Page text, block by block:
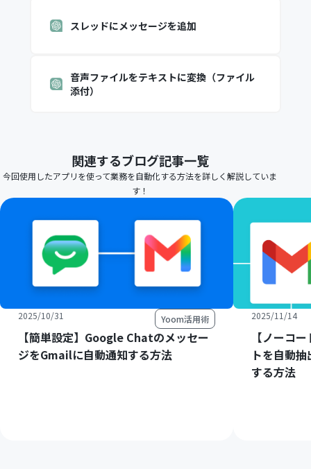
スレッドにメッセージを追加
音声ファイルをテキストに変換（ファイル
添付）
関連するブログ記事一覧
今回使用したアプリを使って業務を自動化する方法を詳しく解説していま
す！
2025/10/31 Yoom活用術
【簡単設定】Google Chatのメッセー
ジをGmailに自動通知する方法
2025/11/14
【ノーコ
トを自動
する方法